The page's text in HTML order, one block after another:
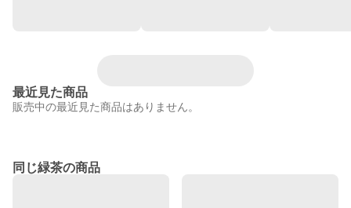
最近見た商品
販売中の最近見た商品はありません。
同じ緑茶の商品